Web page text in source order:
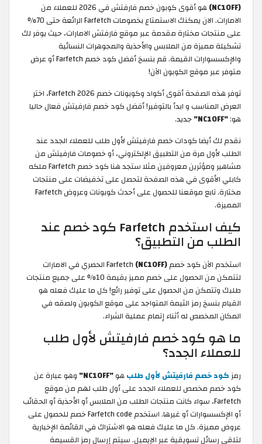
(NC10FF)
هو أقوى كوبون خصم فارفتش في 2026 للعملاء من
الامارات. الان يمكنك الاستمتاع بخصومات Farfetch الرائعة حتى 70%
على منتجات مختارة مقدمة عبر موقع فارفتش الامارات، حيث يوفر لك
تشكيلة مميزة من الملابس والأحذية والمجوهرات النسائية
والإكسسوارات القيمة. قم بنسخ أفضل كود خصم Farfetch أو عرض
متوفر عبر موقع الكوبون الآن!
توفر هذه الصفحة أقوى أكواد وكوبونات خصم Farfetch 2026، اختر
العرض المناسب و ابدأ بالتوفير! أفضل كود خصم فارفيتش فعال حاليا
هو:"NC10FF"
جديد.
نقدم لك أيضا كودات خصم فارفيتش لأول طلب للعملاء الجدد عند
الطلب لأول مرة من التطبيق الإلكتروني، أو خصومات فارفيتش من
مشاهير ومؤثرين معروفين مثلا ستجد هنا كود خصم Farfetch ملكه
كابلي الأقوى في هذه الصفحة لتحصل على تخفيضات على منتجات
مختارة. تابع موقعنا للحصول على أحدث كوبونات وعروض Farfetch
المميزة.
كيف استخدم Farfetch كود خصم عند
الطلب من التطبيق؟
استخدم الآن كود خصم Farfetch(NC10FF)
الحصري في الامارات
لتتمكن من الحصول على خصم مميز بقيمة 10% على جميع منتجات
طلبك وتتمكن من الحصول على توفير رائع! كل ما عليك فعله هو
القيام بنسخ رمز الثيمة المتواجد على موقع الكوبون ولصقه في
المكان المخصص له أثناء إتمام عملية الشراء.
ما هو كود خصم فارفيتش لأول طلب
للعملاء الجدد؟
رمزكود خصم فارفيتش لأول طلبهو"NC10FF"
وهو عبارة عن
كود خصم مخصص للعملاء الجدد على أول طلب لهم من موقع
Farfetch، سواء كانت منتجات الطلب من الملابس أو الأحذية أو الحقائب
أو الإكسسوارات أو غيرها. استخدم Farfetch code خصم للحصول على
عروض مميزة. كل ما عليك فعله هو الاشتراك في القائمة الإخبارية
لتلقي رسائل تسويقية عبر الإيميل. سيتم إرسال رمز القسيمة